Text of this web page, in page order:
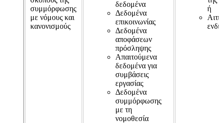
συμμόρφωσης
με νόμους και
κανονισμούς
δεδομένα
Δεδομένα
επικοινωνίας
Δεδομένα
αποφάσεων
πρόσληψης
Απαιτούμενα
δεδομένα για
συμβάσεις
εργασίας
Δεδομένα
συμμόρφωσης
με τη
νομοθεσία
ή